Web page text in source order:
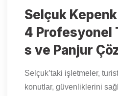
Selçuk
4 Profesyonel
s ve Panjur
Selçuk’taki işletmeler,
konutlar, güvenliklerini